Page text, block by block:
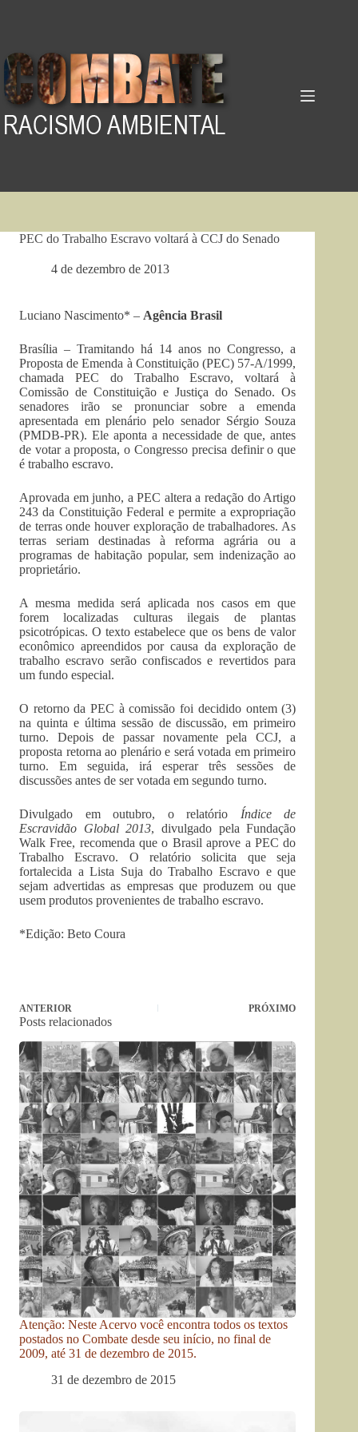
PEC do Trabalho Escravo voltará à CCJ do Senado
4 de dezembro de 2013
Luciano Nascimento* – Agência Brasil
Brasília – Tramitando há 14 anos no Congresso, a
Proposta de Emenda à Constituição (PEC) 57-A/1999,
chamada PEC do Trabalho Escravo, voltará à
Comissão de Constituição e Justiça do Senado. Os
senadores irão se pronunciar sobre a emenda
apresentada em plenário pelo senador Sérgio Souza
(PMDB-PR). Ele aponta a necessidade de que, antes
de votar a proposta, o Congresso precisa definir o que
é trabalho escravo.
Aprovada em junho, a PEC altera a redação do Artigo
243 da Constituição Federal e permite a expropriação
de terras onde houver exploração de trabalhadores. As
terras seriam destinadas à reforma agrária ou a
programas de habitação popular, sem indenização ao
proprietário.
A mesma medida será aplicada nos casos em que
forem localizadas culturas ilegais de plantas
psicotrópicas. O texto estabelece que os bens de valor
econômico apreendidos por causa da exploração de
trabalho escravo serão confiscados e revertidos para
um fundo especial.
O retorno da PEC à comissão foi decidido ontem (3)
na quinta e última sessão de discussão, em primeiro
turno. Depois de passar novamente pela CCJ, a
proposta retorna ao plenário e será votada em primeiro
turno. Em seguida, irá esperar três sessões de
discussões antes de ser votada em segundo turno.
Divulgado em outubro, o relatório Índice de
Escravidão Global 2013, divulgado pela Fundação
Walk Free, recomenda que o Brasil aprove a PEC do
Trabalho Escravo. O relatório solicita que seja
fortalecida a Lista Suja do Trabalho Escravo e que
sejam advertidas as empresas que produzem ou que
usem produtos provenientes de trabalho escravo.
*Edição: Beto Coura
ANTERIOR PRÓXIMO
Posts relacionados
Atenção: Neste Acervo você encontra todos os textos
postados no Combate desde seu início, no final de
2009, até 31 de dezembro de 2015.
31 de dezembro de 2015